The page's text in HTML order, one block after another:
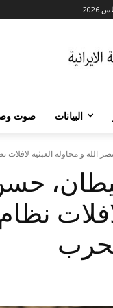
البيانات صوت
و محاولة العبثية لافلات